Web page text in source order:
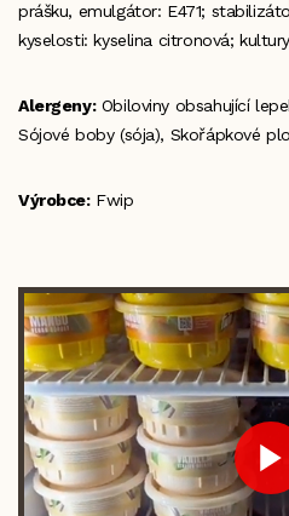
prášku, emulgátor: E471;
kyselosti: kyselina citronová;
Alergeny:Obiloviny obsahující
Sójové boby (sója), Skořápkové
Výrobce:Fwip